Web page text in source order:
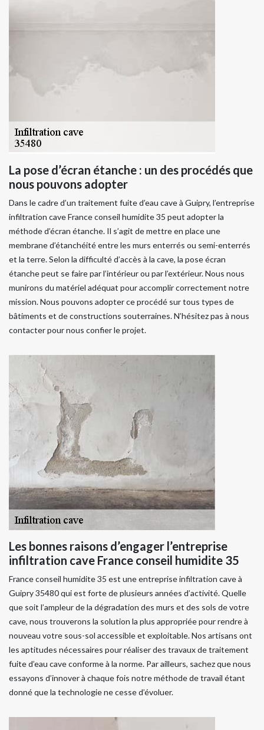
La pose d’écran étanche : un des procédés que
nous pouvons adopter
Dans le cadre d’un traitement fuite d’eau cave à Guipry, l’entreprise
infiltration cave France conseil humidite 35 peut adopter la
méthode d’écran étanche. Il s’agit de mettre en place une
membrane d’étanchéité entre les murs enterrés ou semi-enterrés
et la terre. Selon la difficulté d’accès à la cave, la pose écran
étanche peut se faire par l’intérieur ou par l’extérieur. Nous nous
munirons du matériel adéquat pour accomplir correctement notre
mission. Nous pouvons adopter ce procédé sur tous types de
bâtiments et de constructions souterraines. N’hésitez pas à nous
contacter pour nous confier le projet.
Les bonnes raisons d’engager l’entreprise
infiltration cave France conseil humidite 35
France conseil humidite 35 est une entreprise infiltration cave à
Guipry 35480 qui est forte de plusieurs années d’activité. Quelle
que soit l’ampleur de la dégradation des murs et des sols de votre
cave, nous trouverons la solution la plus appropriée pour rendre à
nouveau votre sous-sol accessible et exploitable. Nos artisans ont
les aptitudes nécessaires pour réaliser des travaux de traitement
fuite d’eau cave conforme à la norme. Par ailleurs, sachez que nous
essayons d’innover à chaque fois notre méthode de travail étant
donné que la technologie ne cesse d’évoluer.